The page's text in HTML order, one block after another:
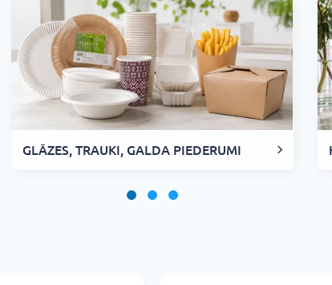
GLĀZES, TRAUKI, GALDA PIEDERUMI